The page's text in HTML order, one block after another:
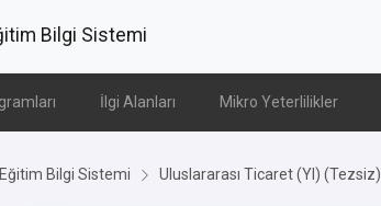
Bilgi Sistemi
İlgi Alanları Mikro Yeterlilikler
Eğitim Bilgi Sistemi Uluslararası Ticaret (Yl) (Tezsiz)